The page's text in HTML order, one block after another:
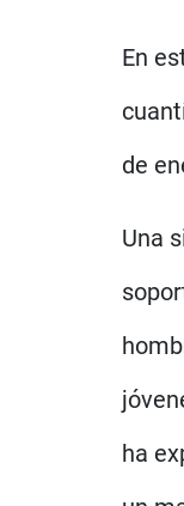
En
de
Una
ha